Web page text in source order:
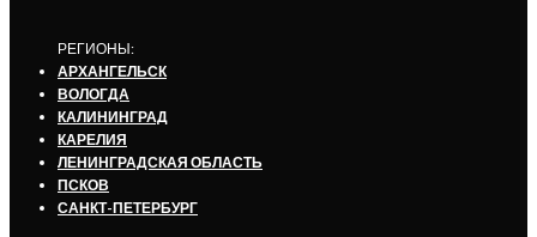
РЕГИОНЫ:
АРХАНГЕЛЬСК
ВОЛОГДА
КАЛИНИНГРАД
КАРЕЛИЯ
ЛЕНИНГРАДСКАЯ ОБЛАСТЬ
ПСКОВ
САНКТ-ПЕТЕРБУРГ